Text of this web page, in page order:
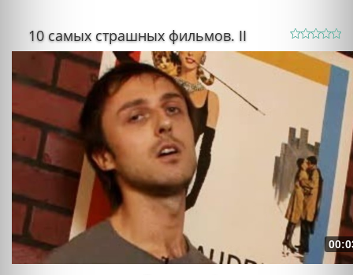
10 самых страшных фильмов. II